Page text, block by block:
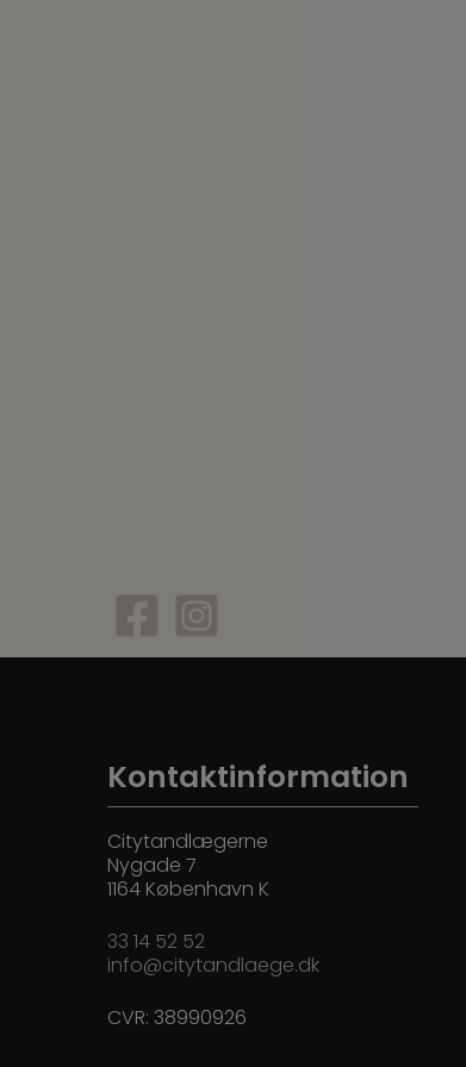
Kontaktinformation
Citytandlægerne
Nygade 7
1164 København K
33 14 52 52
info@citytandlaege.dk
CVR: 38990926